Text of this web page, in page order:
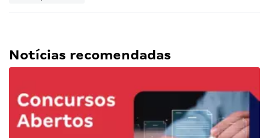
Notícias recomendadas